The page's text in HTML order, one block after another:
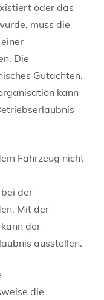
oder das
muss die
Die
Gutachten.
kann
Fahrzeug nicht
der
Mit der
der
ausstellen.
die